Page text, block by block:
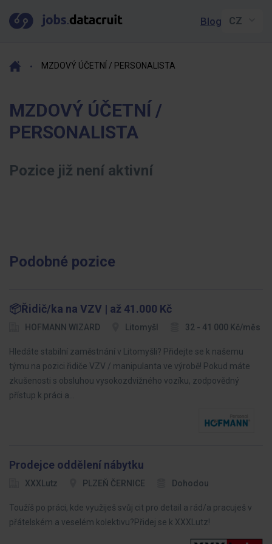
Blog
MZDOVÝ ÚČETNÍ / PERSONALISTA
MZDOVÝ ÚČETNÍ /
PERSONALISTA
Pozice již není aktivní
Podobné pozice
📦Řidič/ka na VZV | až 41.000 Kč
HOFMANN WIZARD Litomyšl 32 - 41 000 Kč/měs
Hledáte stabilní zaměstnání v Litomyšli? Přidejte se k našemu
týmu na pozici řidiče VZV / manipulanta ve výrobě! Pokud máte
zkušenosti s obsluhou vysokozdvižného vozíku, zodpovědný
přístup k práci a…
Prodejce oddělení nábytku
XXXLutz PLZEŇ ČERNICE Dohodou
Toužíš po práci, kde využiješ svůj cit pro detail a rád/a pracuješ v
přátelském a veselém kolektivu?Přidej se k XXXLutz!